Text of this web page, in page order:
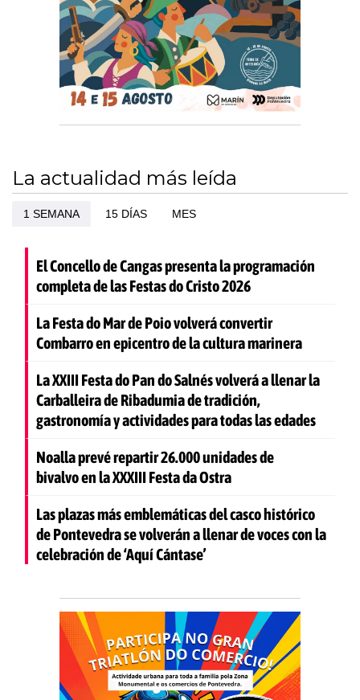
La actualidad más leída
1 SEMANA 15 DÍAS MES
El Concello de Cangas presenta la programación
completa de las Festas do Cristo 2026
La Festa do Mar de Poio volverá convertir
Combarro en epicentro de la cultura marinera
La XXIII Festa do Pan do Salnés volverá a llenar la
Carballeira de Ribadumia de tradición,
gastronomía y actividades para todas las edades
Noalla prevé repartir 26.000 unidades de
bivalvo en la XXXIII Festa da Ostra
Las plazas más emblemáticas del casco histórico
de Pontevedra se volverán a llenar de voces con la
celebración de ‘Aquí Cántase’